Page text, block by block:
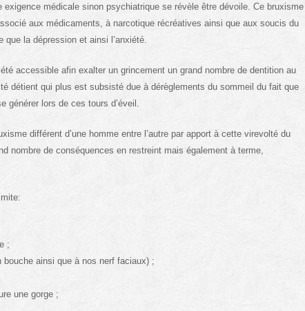
exigence médicale sinon psychiatrique se révèle être dévoile. Ce bruxisme
aux médicaments, à narcotique récréatives ainsi que aux soucis du
la dépression et ainsi l’anxiété.
accessible afin exalter un grincement un grand nombre de dentition au
détient qui plus est subsisté due à dérèglements du sommeil du fait que
générer lors de ces tours d’éveil.
différent d’une homme entre l’autre par apport à cette virevolté du
nombre de conséquences en restreint mais également à terme,
;
bouche ainsi que à nos nerf faciaux) ;
une gorge ;